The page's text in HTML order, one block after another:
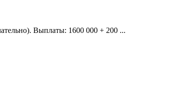
Выплаты: 1600 000 + 200 ...